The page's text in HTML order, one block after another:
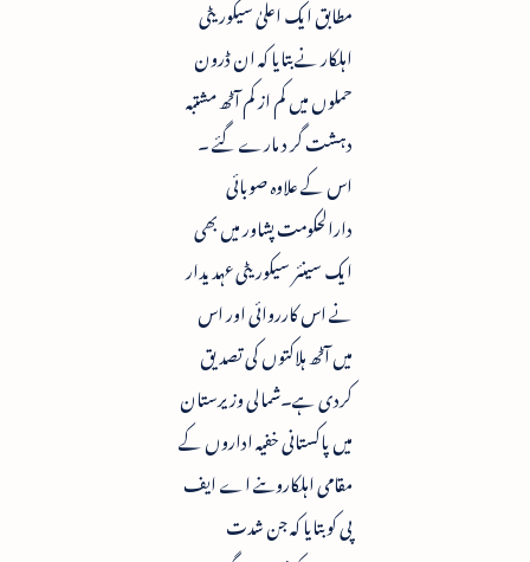
مطابق ایک اعلیٰ سیکوریٹی
اہلکار نے بتایا کہ ان ڈرون
حملوں میں کم از کم آٹھ مشتبہ
دہشت گر د مارے گئے ۔
اس کے علاوہ صوبائی
دارالحکومت پشاور میں بھی
ایک سینئر سیکوریٹی عہدیدار
نے اس کارروائی اور اس
میں آٹھ ہلاکتوں کی تصدیق
کردی ہے۔شمالی وزیرستان
میں پاکستانی خفیہ اداروں کے
مقامی اہلکاروںنے اے ایف
پی کو بتایا کہ جن شدت